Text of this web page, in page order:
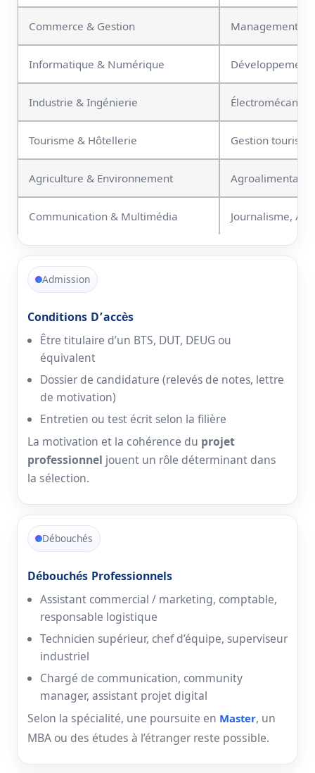
Commerce & Gestion Management,
Informatique & Numérique Développement
Industrie & Ingénierie
Tourisme & Hôtellerie Gestion
Agriculture & Environnement Agroalimentaire,
Communication & Multimédia Journalisme,
Admission
Conditions D’accès
Être titulaire d’un BTS, DUT, DEUG ou
équivalent
Dossier de candidature (relevés de notes, lettre
de motivation)
Entretien ou test écrit selon la filière
La motivation et la cohérence du projet
professionnel jouent un rôle déterminant dans
la sélection.
Débouchés
Débouchés Professionnels
Assistant commercial / marketing, comptable,
responsable logistique
Technicien supérieur, chef d’équipe, superviseur
industriel
Chargé de communication, community
manager, assistant projet digital
Selon la spécialité, une poursuite en Master, un
MBA ou des études à l’étranger reste possible.